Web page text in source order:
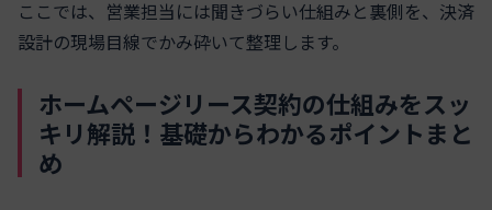
ここでは、営業担当には聞きづらい仕組みと裏側を、決済
設計の現場目線でかみ砕いて整理します。
ホームページリース契約の仕組みをスッ
キリ解説！基礎からわかるポイントまと
め